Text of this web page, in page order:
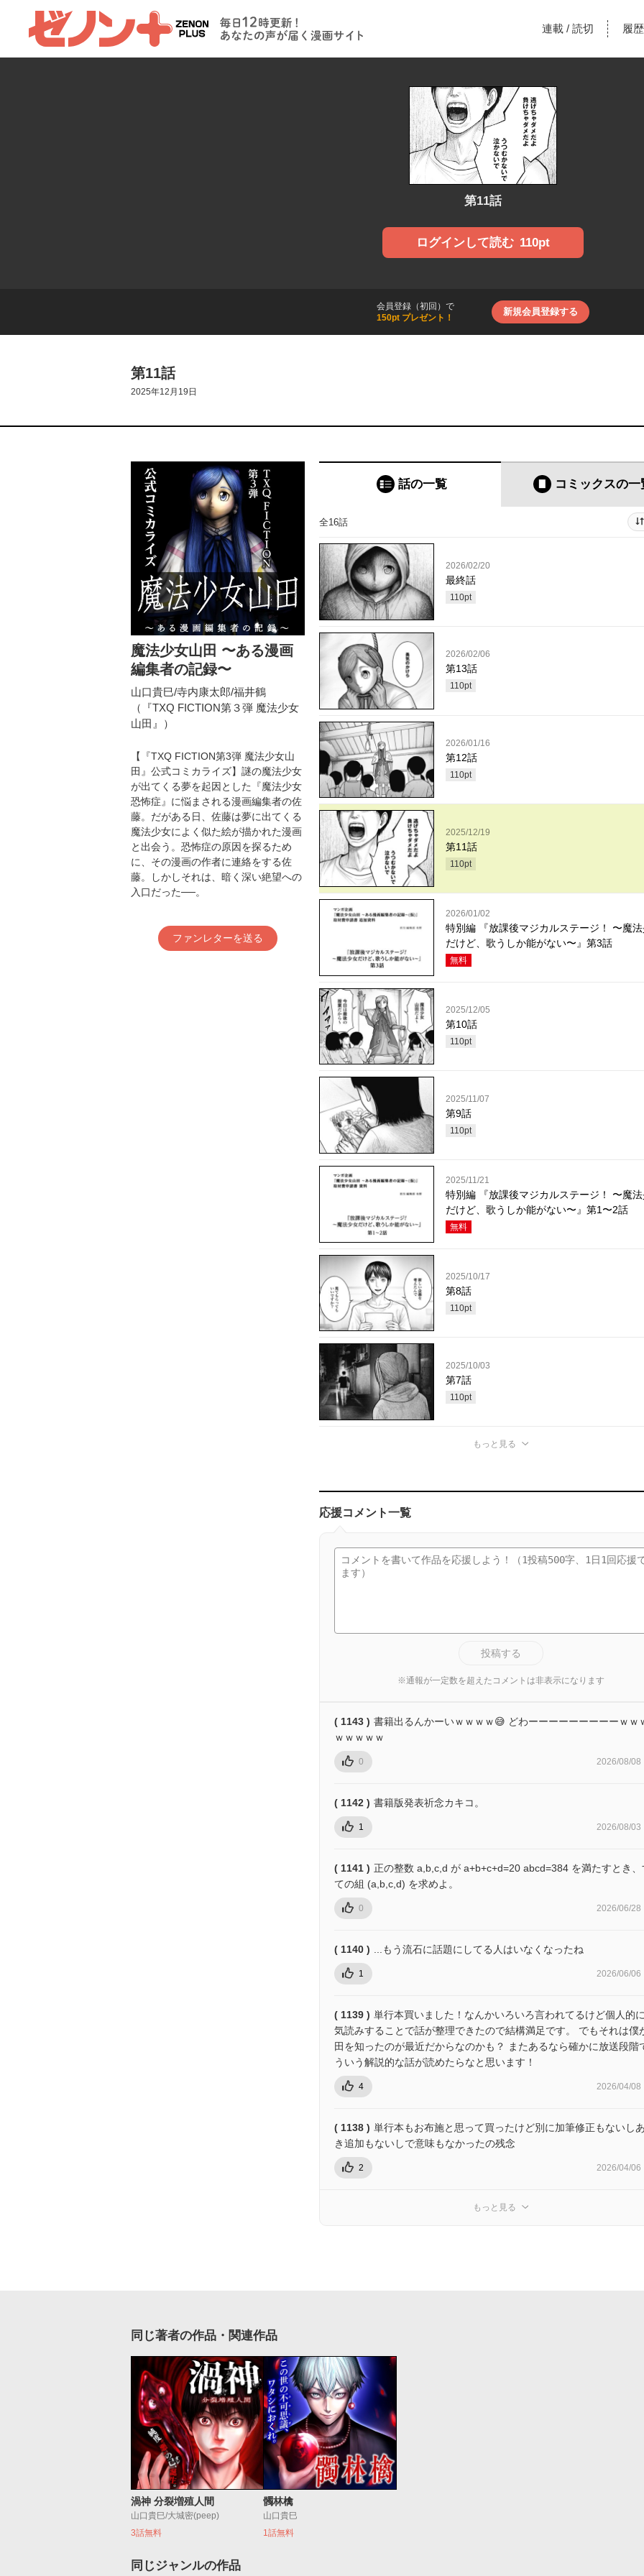
ゼノンプラス
毎日12時更新！あな
連載 / 読切 履歴
第11話
ログインして読む 110pt
会員登録（初回）で
150pt プレゼント！
新規会員登録する
第11話
2025年12月19日
魔法少女山田 〜ある漫画
編集者の記録〜
山口貴巳/寺内康太郎/福井鶴
（『TXQ FICTION第３弾 魔法少女
山田』）
【『TXQ FICTION第3弾 魔法少女山
田』公式コミカライズ】謎の魔法少女
が出てくる夢を起因とした『魔法少女
恐怖症』に悩まされる漫画編集者の佐
藤。だがある日、佐藤は夢に出てくる
魔法少女によく似た絵が描かれた漫画
と出会う。恐怖症の原因を探るため
に、その漫画の作者に連絡をする佐
藤。しかしそれは、暗く深い絶望への
入口だった──。
ファンレターを送る
話の一覧 コミックスの一
全16話
2026/02/20
最終話
110pt
2026/02/06
第13話
110pt
2026/01/16
第12話
110pt
2025/12/19
第11話
110pt
2026/01/02
特別編 『放課後マジカルステージ！ 〜魔
だけど、歌うしか能がない〜』第3話
無料
2025/12/05
第10話
110pt
2025/11/07
第9話
110pt
2025/11/21
特別編 『放課後マジカルステージ！ 〜魔
だけど、歌うしか能がない〜』第1〜2話
無料
2025/10/17
第8話
110pt
2025/10/03
第7話
110pt
もっと見る
応援コメント一覧
投稿する
※通報が一定数を超えたコメントは非表示になります
( 1143 ) 書籍出るんかーいｗｗｗｗ😅 どわーーーーーーーーーｗｗ
ｗｗｗｗｗ
0 2026/08/08
( 1142 ) 書籍版発表祈念カキコ。
1 2026/08/03
( 1141 ) 正の整数 a,b,c,d が a+b+c+d=20 abcd=384 を満たすとき、
ての組 (a,b,c,d) を求めよ。
0 2026/06/28
( 1140 ) ...もう流石に話題にしてる人はいなくなったね
1 2026/06/06
( 1139 ) 単行本買いました！なんかいろいろ言われてるけど個人的
気読みすることで話が整理できたので結構満足です。 でもそれは僕
田を知ったのが最近だからなのかも？ またあるなら確かに放送段階
ういう解説的な話が読めたらなと思います！
4 2026/04/08
( 1138 ) 単行本もお布施と思って買ったけど別に加筆修正もないし
き追加もないしで意味もなかったの残念
2 2026/04/06
もっと見る
同じ著者の作品・関連作品
渦神 分裂増殖人間
山口貴巳/大城密(peep)
3話無料
髑林檎
山口貴巳
1話無料
同じジャンルの作品